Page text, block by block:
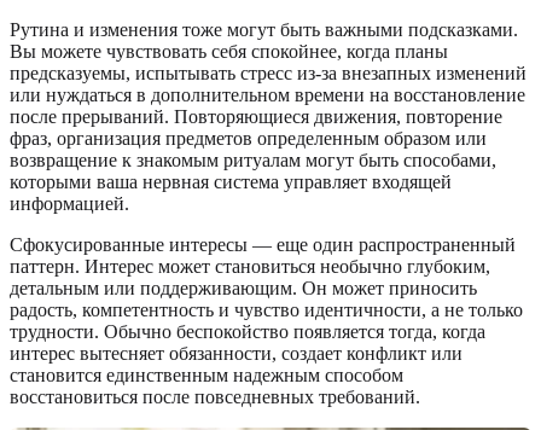
Рутина и изменения тоже могут быть важными подсказками.
Вы можете чувствовать себя спокойнее, когда планы
предсказуемы, испытывать стресс из-за внезапных изменений
или нуждаться в дополнительном времени на восстановление
после прерываний. Повторяющиеся движения, повторение
фраз, организация предметов определенным образом или
возвращение к знакомым ритуалам могут быть способами,
которыми ваша нервная система управляет входящей
информацией.
Сфокусированные интересы — еще один распространенный
паттерн. Интерес может становиться необычно глубоким,
детальным или поддерживающим. Он может приносить
радость, компетентность и чувство идентичности, а не только
трудности. Обычно беспокойство появляется тогда, когда
интерес вытесняет обязанности, создает конфликт или
становится единственным надежным способом
восстановиться после повседневных требований.